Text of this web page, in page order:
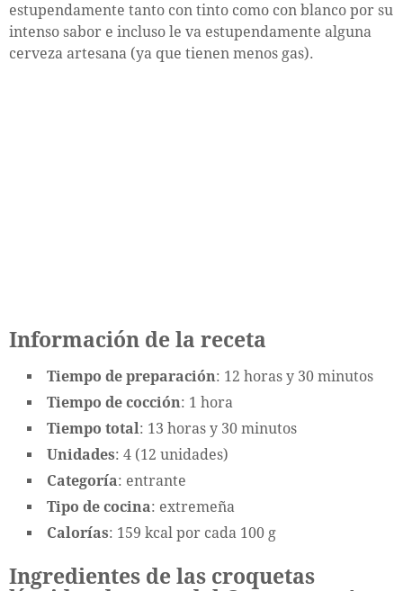
estupendamente tanto con tinto como con blanco por su
intenso sabor e incluso le va estupendamente alguna
cerveza artesana (ya que tienen menos gas).
Información de la receta
Tiempo de preparación: 12 horas y 30 minutos
Tiempo de cocción: 1 hora
Tiempo total : 13 horas y 30 minutos
Unidades: 4 (12 unidades)
Categoría: entrante
Tipo de cocina: extremeña
Calorías: 159 kcal por cada 100 g
Ingredientes de las croquetas